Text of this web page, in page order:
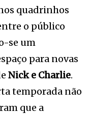
quadrinhos
o público
se um
para novas
Nick e Charlie.
temporada não
que a